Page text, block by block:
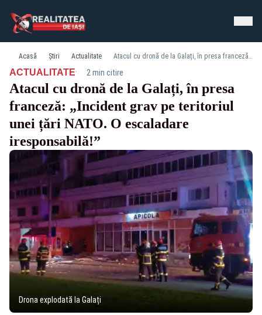
Acasă Știri Actualitate Atacul cu dronă de la Galați, în presa franceză: „Incident grav pe teritoriul unei țări NATO. O escaladare iresponsabilă!”
ACTUALITATE· 2 min citire
Atacul cu dronă de la Galați, în presa
franceză: „Incident grav pe teritoriul
unei țări NATO. O escaladare
iresponsabilă!”
Drona explodată la Galați